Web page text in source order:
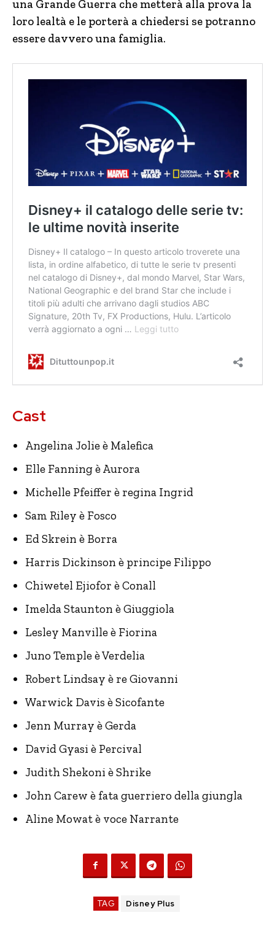
una Grande Guerra che metterà alla prova la
loro lealtà e le porterà a chiedersi se potranno
essere davvero una famiglia.
Cast
Angelina Jolie è Malefica
Elle Fanning è Aurora
Michelle Pfeiffer è regina Ingrid
Sam Riley è Fosco
Ed Skrein è Borra
Harris Dickinson è principe Filippo
Chiwetel Ejiofor è Conall
Imelda Staunton è Giuggiola
Lesley Manville è Fiorina
Juno Temple è Verdelia
Robert Lindsay è re Giovanni
Warwick Davis è Sicofante
Jenn Murray è Gerda
David Gyasi è Percival
Judith Shekoni è Shrike
John Carew è fata guerriero della giungla
Aline Mowat è voce Narrante
TAG Disney Plus